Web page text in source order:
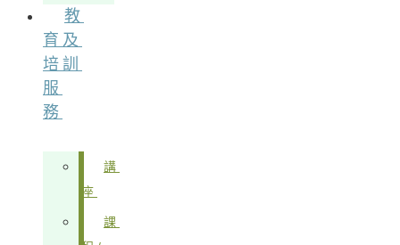
教
育及
培訓
服
務
講
座
課